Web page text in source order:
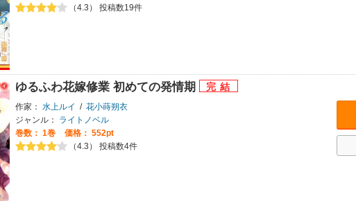
（4.3） 投稿数19件
ゆるふわ花嫁修業 初めての発情期
作家： 水上ルイ / 花小蒔朔衣
ジャンル：
ライトノベル
巻数： 1巻
価格： 552pt
（4.3） 投稿数4件